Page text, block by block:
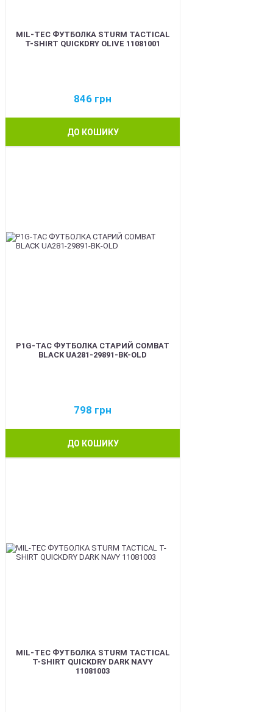
MIL-TEC ФУТБОЛКА STURM TACTICAL
T-SHIRT QUICKDRY OLIVE 11081001
846 грн
ДО КОШИКУ
P1G-TAC ФУТБОЛКА СТАРИЙ COMBAT
BLACK UA281-29891-BK-OLD
798 грн
ДО КОШИКУ
MIL-TEC ФУТБОЛКА STURM TACTICAL
T-SHIRT QUICKDRY DARK NAVY
11081003